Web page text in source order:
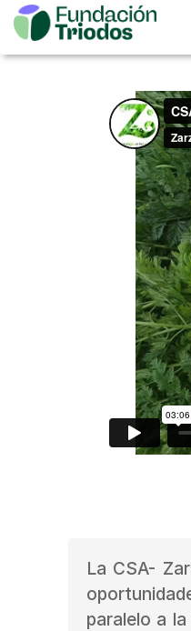
La CSA-
paralelo a